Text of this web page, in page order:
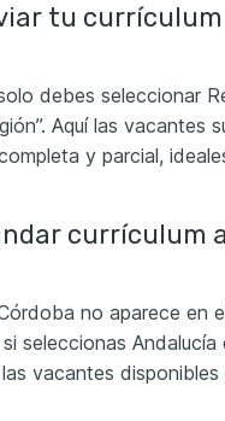
tu
debes seleccionar
Aquí las vacantes
y parcial,
currículum
no aparece en
si seleccionas Andalucía
vacantes disponibles